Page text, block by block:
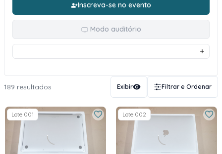
Inscreva-se no evento
Modo auditório
189 resultados Exibir Filtrar e Ordenar
Lote 001 Lote 002